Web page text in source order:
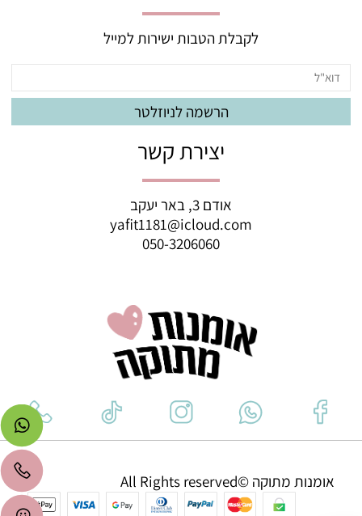
לקבלת הטבות ישירות למייל
יצירת קשר
אודם 3, באר יעקב
yafit1181@icloud.com
050-3206060
אומנות מתוקה ©All Rights reserved